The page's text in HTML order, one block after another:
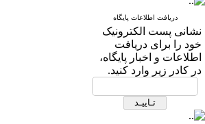
دریافت اطلاعات پایگاه
نشانی پست الکترونیک
خود را برای دریافت
اطلاعات و اخبار پایگاه،
در کادر زیر وارد کنید.